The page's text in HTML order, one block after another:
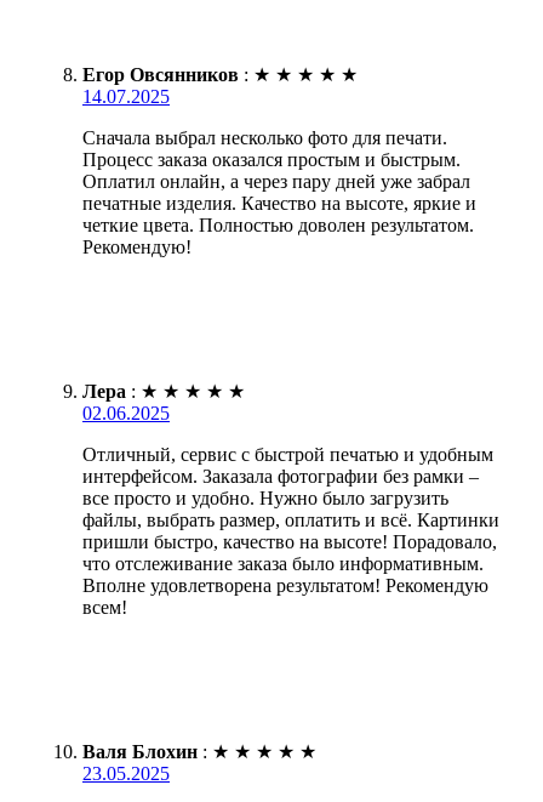
Егор Овсянников : ★ ★ ★ ★ ★
14.07.2025
Сначала выбрал несколько фото для печати.
Процесс заказа оказался простым и быстрым.
Оплатил онлайн, а через пару дней уже забрал
печатные изделия. Качество на высоте, яркие и
четкие цвета. Полностью доволен результатом.
Рекомендую!
Лера : ★ ★ ★ ★ ★
02.06.2025
Отличный, сервис с быстрой печатью и удобным
интерфейсом. Заказала фотографии без рамки –
все просто и удобно. Нужно было загрузить
файлы, выбрать размер, оплатить и всё. Картинки
пришли быстро, качество на высоте! Порадовало,
что отслеживание заказа было информативным.
Вполне удовлетворена результатом! Рекомендую
всем!
Валя Блохин : ★ ★ ★ ★ ★
23.05.2025